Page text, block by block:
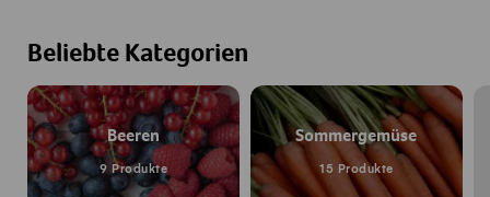
Beliebte Kategorien
Beeren
9 Produkte
Sommergemüse
15 Produkte